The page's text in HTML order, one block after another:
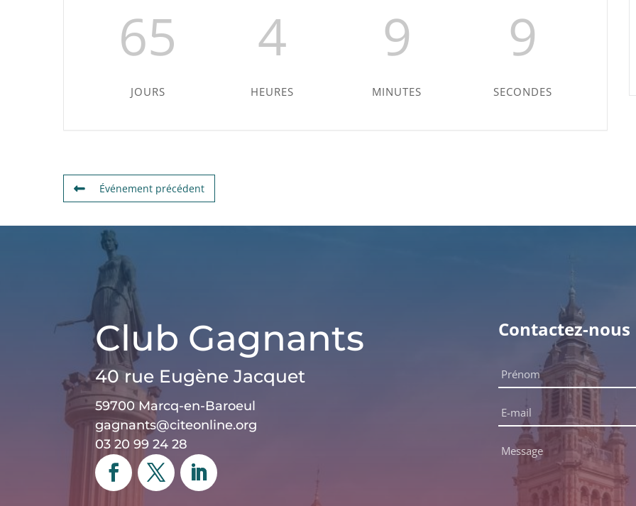
65
JOURS
4
HEURES
9
MINUTES
8
SECONDES
Événement précédent
Club Gagnants
40 rue Eugène Jacquet
59700 Marcq-en-Baroeul
gagnants@citeonline.org
03 20 99 24 28
Contactez-nous
Nom
complet
E-
mail
Message